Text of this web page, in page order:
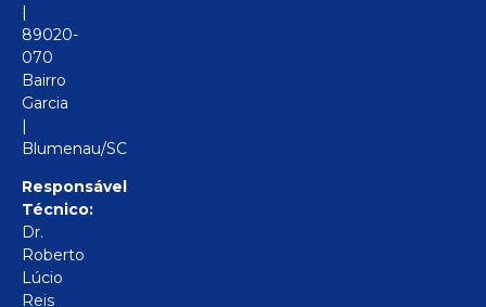
|
89020-
070
Bairro
Garcia
|
Blumenau/SC
Responsável
Técnico:
Dr.
Roberto
Lúcio
Reis